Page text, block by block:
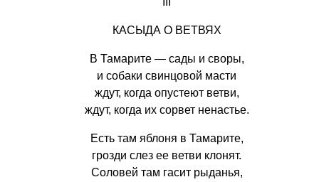
КАСЫДА О ВЕТВЯХ
В Тамарите — сады и своры,
и собаки свинцовой масти
ждут, когда опустеют ветви,
ждут, когда их сорвет ненастье.
Есть там яблоня в Тамарите,
грозди слез ее ветви клонят.
Соловей там гасит рыданья,